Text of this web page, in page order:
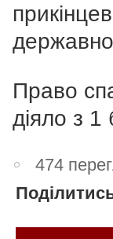
Право
діяло з 1
474